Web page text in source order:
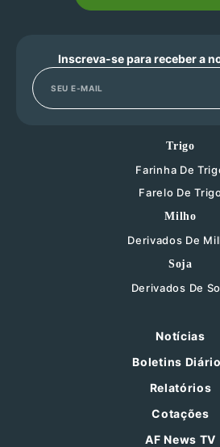
Inscreva-se para receber a
Trigo
Farinha De
Farelo De
Milho
Derivados De
Soja
Derivados De
Notícias
Boletins
Relatórios
Cotações
AF News TV